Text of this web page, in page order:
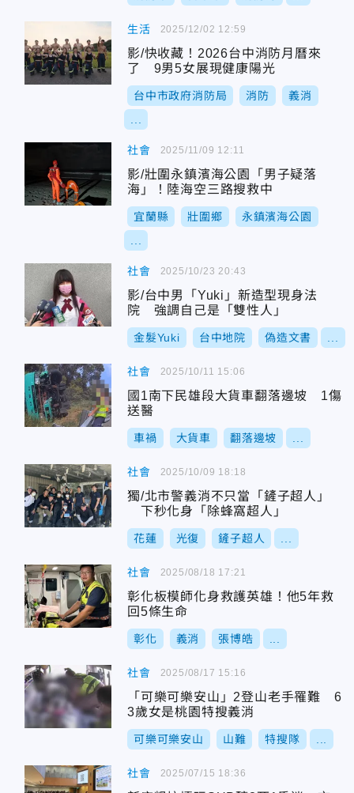
生活
影/快收藏！2026台中消防月曆來
了 9男5女展現健康陽光
台中市政府消防局 消防 義消
2025/12/02 12:59
社會
影/壯圍永鎮濱海公園「男子疑落
海」！陸海空三路搜救中
宜蘭縣 壯圍鄉 永鎮濱海公園
2025/11/09 12:11
社會
影/台中男「Yuki」新造型現身法
院 強調自己是「雙性人」
金髮Yuki 台中地院 偽造文書
2025/10/23 20:43
社會
國1南下民雄段大貨車翻落邊坡 1傷
送醫
車禍 大貨車 翻落邊坡
2025/10/11 15:06
社會
獨/北市警義消不只當「鏟子超人」
下秒化身「除蜂窩超人」
花蓮 光復 鏟子超人
2025/10/09 18:18
社會
彰化板模師化身救護英雄！他5年救
回5條生命
彰化 義消 張博皓
2025/08/18 17:21
社會
「可樂可樂安山」2登山老手罹難 6
3歲女是桃園特搜義消
可樂可樂安山 山難 特搜隊
2025/08/17 15:16
社會 2025/07/15 18:36